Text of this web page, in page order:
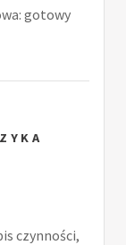
gotowy
czynności,